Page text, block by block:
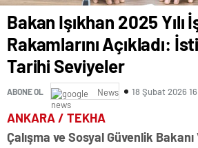
Bakan Işıkhan 2025 Yılı
Rakamlarını Açıkladı:
Tarihi Seviyeler
ABONE OL News 18 Şubat 2026
ANKARA / TEKHA
Çalışma ve Sosyal Güvenlik